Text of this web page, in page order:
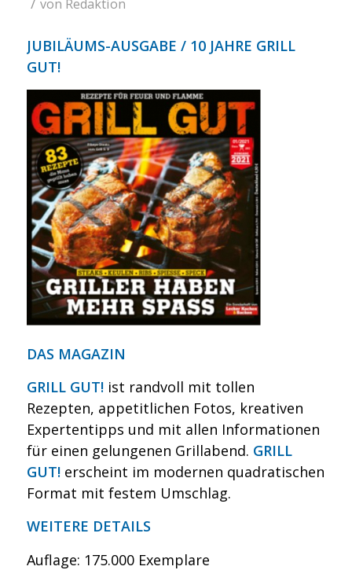
von Redaktion
JUBILÄUMS-AUSGABE / 10 JAHRE GRILL
GUT!
DAS MAGAZIN
GRILL GUT!ist randvoll mit tollen
Rezepten, appetitlichen Fotos, kreativen
Expertentipps und mit allen Informationen
für einen gelungenen Grillabend. GRILL
GUT!erscheint im modernen quadratischen
Format mit festem Umschlag.
WEITERE DETAILS
Auflage: 175.000 Exemplare